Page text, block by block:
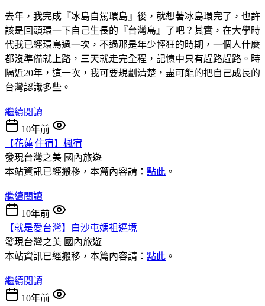
去年，我完成『冰島自駕環島』後，就想著冰島環完了，也許
該是回頭環一下自己生長的『台灣島』了吧？其實，在大學時
代我已經環島過一次，不過那是年少輕狂的時期，一個人什麼
都沒準備就上路，三天就走完全程，記憶中只有趕路趕路。時
隔近20年，這一次，我可要規劃清楚，盡可能的把自己成長的
台灣認識多些。
繼續閱讀
10年前
【花蓮|住宿】楓宿
發現台灣之美 國內旅遊
本站資訊已經搬移，本篇內容請： 點此 。
繼續閱讀
10年前
【就是愛台灣】白沙屯媽祖遶境
發現台灣之美 國內旅遊
本站資訊已經搬移，本篇內容請： 點此 。
繼續閱讀
10年前